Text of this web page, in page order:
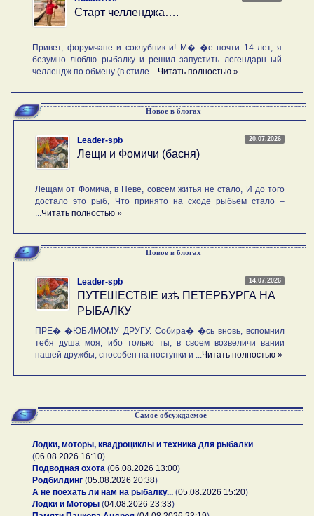
Старт челленджа….
Привет, форумчане и соклубник и! М� �е почти 14 лет, я
безумно люблю рыбалку и решил запустить легендарн ый
челлендж по обмену (в стиле ... Читать полностью »
Новое в блогах
20.07.2026
Leader-spb
Лещи и Фомичи (басня)
Лещам от Фомича, в Неве, совсем житья не стало, И до того
достало это рыб, Что принято на сходе рыбьем стало –
Читать полностью »
Новое в блогах
14.07.2026
Leader-spb
ПУТЕШЕСТВIE изѣ ПЕТЕРБУРГА НА
РЫБАЛКУ
ПРЕ� �ЮБИМОМУ ДРУГУ. Собира� �сь вновь, вспомнил
тебя душа моя, ибо только ты, в своем возвеличи вании
нашей дружбы, способен на поступки и ... Читать полностью »
Самое обсуждаемое
Лодки, моторы, квадроциклы и техника для рыбалки
(06.08.2026 16:10)
Подводная охота (06.08.2026 13:00)
Родбилдинг (05.08.2026 20:38)
А не поехать ли нам на рыбалку... (05.08.2026 15:20)
Лодки и Моторы (04.08.2026 23:33)